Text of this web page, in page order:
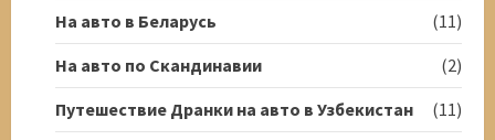
На авто в Беларусь
(11)
На авто по Скандинавии
(2)
Путешествие Дранки на авто в Узбекистан
(11)